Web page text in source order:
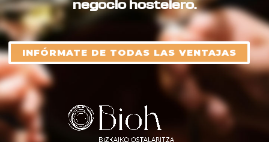
negocio hostelero.
INFÓRMATE DE TODAS LAS VENTAJAS